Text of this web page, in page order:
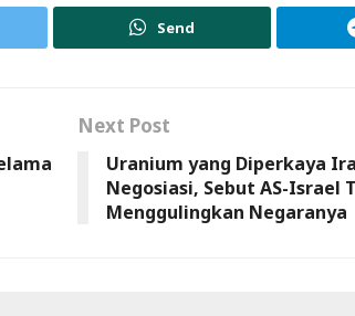
Send
Next Post
Uranium yang Diperkaya
Negosiasi, Sebut AS-Israel
Menggulingkan Negaranya